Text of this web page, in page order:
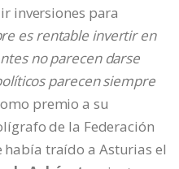
inversiones para
es rentable invertir en
no parecen darse
parecen siempre
premio a su
de la Federación
había traído a Asturias el